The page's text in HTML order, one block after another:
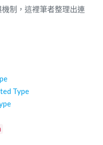
制，這裡筆者整理出連
Type